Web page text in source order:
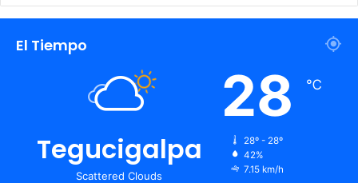
El Tiempo
Tegucigalpa
Scattered Clouds
28 ℃
28º - 28º
42%
7.15 km/h